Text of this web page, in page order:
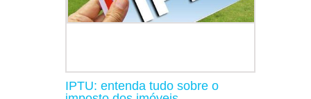
IPTU: entenda tudo sobre o